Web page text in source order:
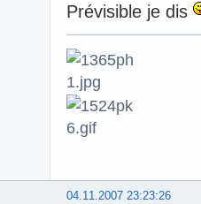
Prévisible je dis
04.11.2007 23:23:26